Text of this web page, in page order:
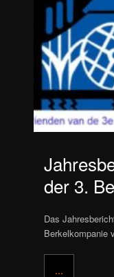
der 3.
Das
Berkelkompanie
...